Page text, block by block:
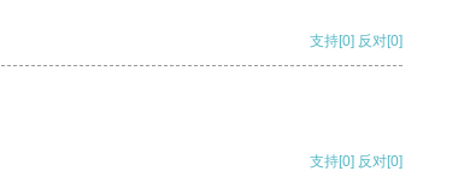
支持[0] 反对[0]
支持[0] 反对[0]